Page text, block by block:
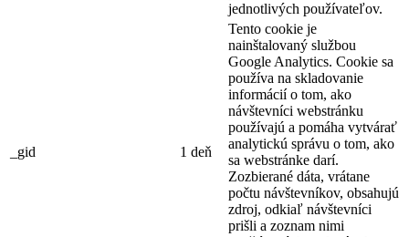
jednotlivých používateľov.
_gid 1 deň
Tento cookie je
nainštalovaný službou
Google Analytics. Cookie sa
používa na skladovanie
informácií o tom, ako
návštevníci webstránku
používajú a pomáha vytvárať
analytickú správu o tom, ako
sa webstránke darí.
Zozbierané dáta, vrátane
počtu návštevníkov, obsahujú
zdroj, odkiaľ návštevníci
prišli a zoznam nimi